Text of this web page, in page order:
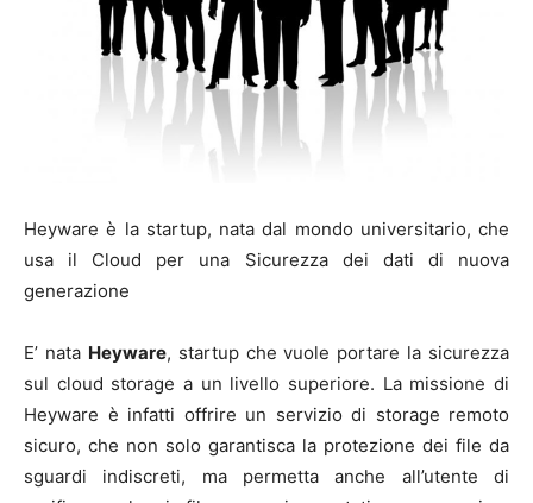
Heyware è la startup, nata dal mondo universitario, che
usa il Cloud per una Sicurezza dei dati di nuova
generazione
E’ nata Heyware, startup che vuole portare la sicurezza
sul cloud storage a un livello superiore. La missione di
Heyware è infatti offrire un servizio di storage remoto
sicuro, che non solo garantisca la protezione dei file da
sguardi indiscreti, ma permetta anche all’utente di